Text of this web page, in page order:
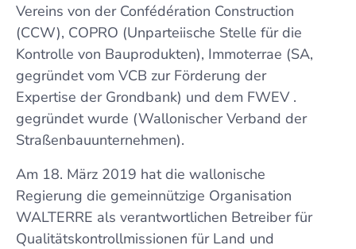
Vereins von der Confédération Construction
(CCW), COPRO (Unparteiische Stelle für die
Kontrolle von Bauprodukten), Immoterrae (SA,
gegründet vom VCB zur Förderung der
Expertise der Grondbank) und dem FWEV .
gegründet wurde (Wallonischer Verband der
Straßenbauunternehmen).
Am 18. März 2019 hat die wallonische
Regierung die gemeinnützige Organisation
WALTERRE als verantwortlichen Betreiber für
Qualitätskontrollmissionen für Land und